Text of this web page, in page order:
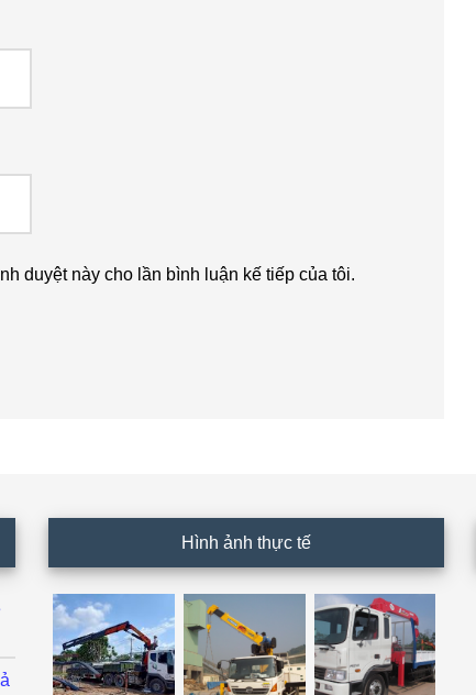
duyệt này cho lần bình luận kế tiếp của tôi.
Hình ảnh thực tế